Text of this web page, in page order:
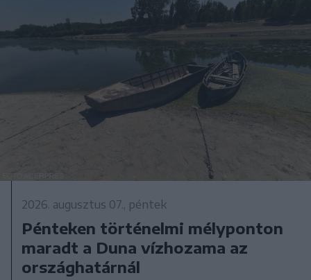
2026. augusztus 07., péntek
Pénteken történelmi mélyponton
maradt a Duna vízhozama az
országhatárnál